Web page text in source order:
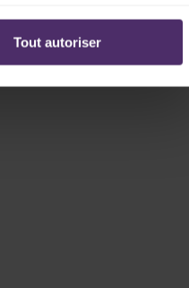
Tout autoriser